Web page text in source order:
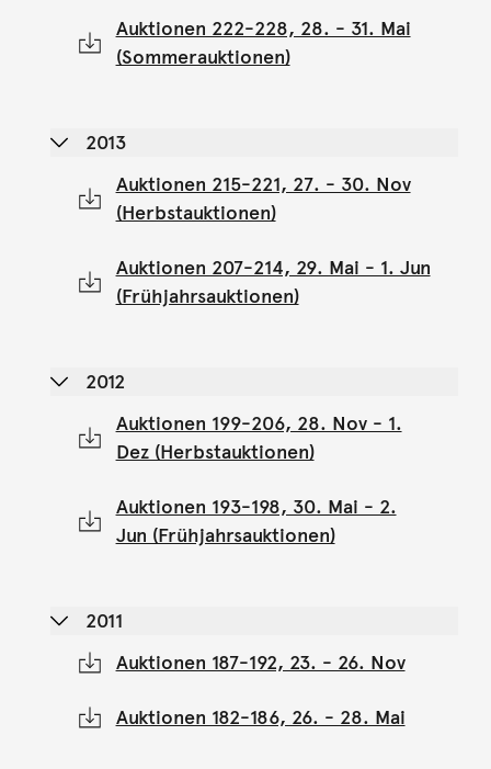
Auktionen 222-228, 28. - 31. Mai
(Sommerauktionen)
2013
Auktionen 215-221, 27. - 30. Nov
(Herbstauktionen)
Auktionen 207-214, 29. Mai - 1. Jun
(Frühjahrsauktionen)
2012
Auktionen 199-206, 28. Nov - 1.
Dez (Herbstauktionen)
Auktionen 193-198, 30. Mai - 2.
Jun (Frühjahrsauktionen)
2011
Auktionen 187-192, 23. - 26. Nov
Auktionen 182-186, 26. - 28. Mai